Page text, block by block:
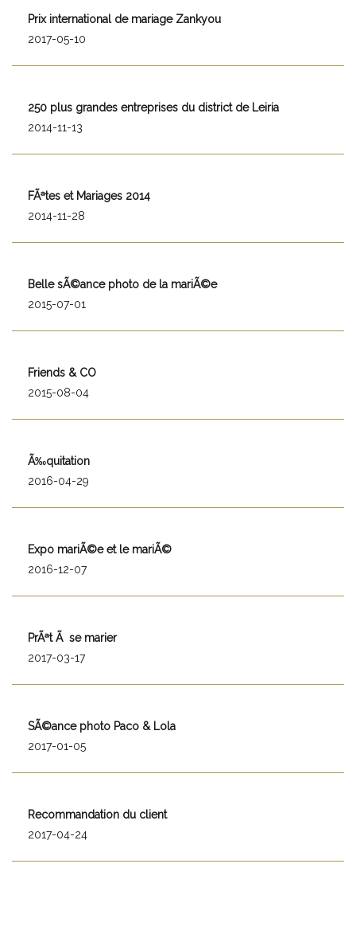
Prix international de mariage Zankyou
2017-05-10
250 plus grandes entreprises du district de Leiria
2014-11-13
FÃªtes et Mariages 2014
2014-11-28
Belle sÃ©ance photo de la mariÃ©e
2015-07-01
Friends & CO
2015-08-04
Ã‰quitation
2016-04-29
Expo mariÃ©e et le mariÃ©
2016-12-07
PrÃªt Ã se marier
2017-03-17
SÃ©ance photo Paco & Lola
2017-01-05
Recommandation du client
2017-04-24